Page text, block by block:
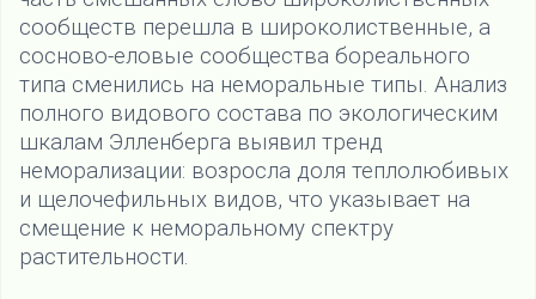
сообществ перешла в широколиственные, а
сосново-еловые сообщества бореального
типа сменились на неморальные типы. Анализ
полного видового состава по экологическим
шкалам Элленберга выявил тренд
неморализации: возросла доля теплолюбивых
и щелочефильных видов, что указывает на
смещение к неморальному спектру
растительности.